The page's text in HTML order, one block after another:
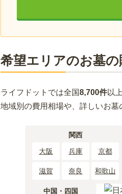
希望エリアのお墓
ライフドットでは全国8,700件以
地域別の費用相場や、詳しいお墓
関西
大阪 兵庫 京都
滋賀 奈良 和歌山
中国・四国